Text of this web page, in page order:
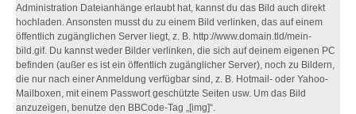
Administration Dateianhänge erlaubt hat, kannst du das Bild auch direkt
hochladen. Ansonsten musst du zu einem Bild verlinken, das auf einem
öffentlich zugänglichen Server liegt, z. B. http://www.domain.tld/mein-
bild.gif. Du kannst weder Bilder verlinken, die sich auf deinem eigenen PC
befinden (außer es ist ein öffentlich zugänglicher Server), noch zu Bildern,
die nur nach einer Anmeldung verfügbar sind, z. B. Hotmail- oder Yahoo-
Mailboxen, mit einem Passwort geschützte Seiten usw. Um das Bild
anzuzeigen, benutze den BBCode-Tag „[img]“.